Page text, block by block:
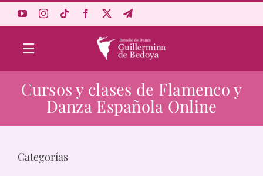
Toggle
Navigation
Aprende Online
Estudio
Cursos y clases de Flamenco y
Danza Española Online
Categorías